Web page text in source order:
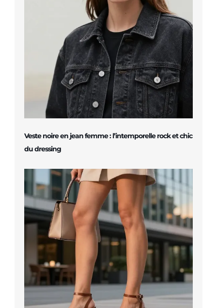
Veste noire en jean femme : l’intemporelle rock et chic
du dressing